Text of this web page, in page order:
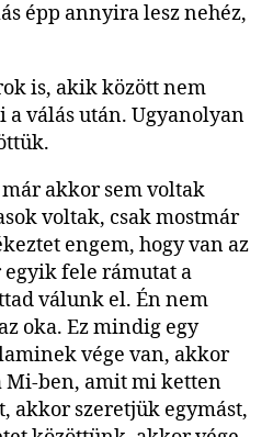
épp annyira lesz nehéz,
is, akik között nem
válás után. Ugyanolyan
akkor sem voltak
voltak, csak mostmár
engem, hogy van az
egyik fele rámutat a
válunk el. Én nem
oka. Ez mindig egy
vége van, akkor
Mi-ben, amit mi ketten
akkor szeretjük egymást,